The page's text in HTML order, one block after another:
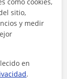
sitio,
y medir
en
.